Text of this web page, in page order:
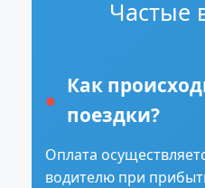
Частые
Как
поездки?
Оплата
водителю при